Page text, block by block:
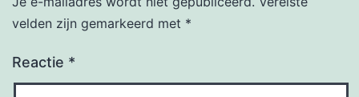
velden zijn gemarkeerd met *
Reactie *